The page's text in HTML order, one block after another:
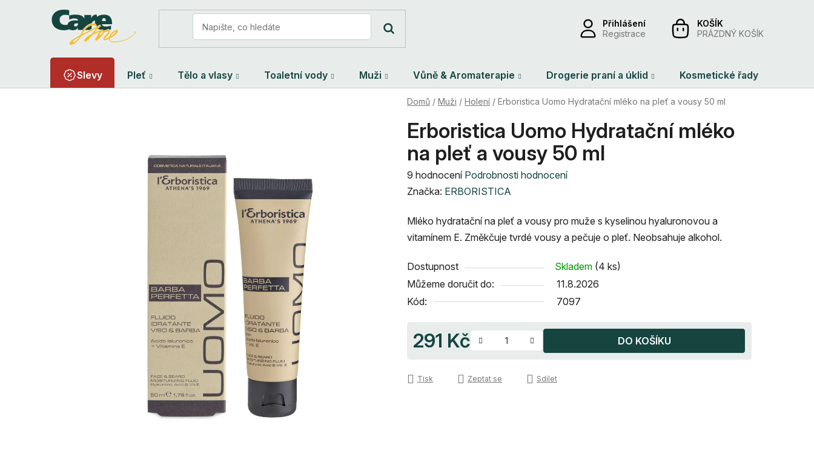
Přihlášení
Registrace
NÁKUPNÍPRÁZDNÝ KOŠÍK
Slevy Pleť Tělo a vlasy Toaletní vody Muži Vůně & Aromaterapie Drogerie praní a úklid Kosmetické řady
Domů / Muži / Holení / Erboristica Uomo Hydratační mléko na pleť a vousy 50 ml
Erboristica Uomo Hydratační mléko
na pleť a vousy 50 ml
Průměrné
hodnocení
je
4,6
5
hvězdiček.
9 hodnocení Podrobnosti hodnocení
Značka: ERBORISTICA
Mléko hydratační na pleť a vousy pro muže s kyselinou hyaluronovou a
vitamínem E. Změkčuje tvrdé vousy a pečuje o pleť. Neobsahuje alkohol.
Dostupnost Skladem (4 ks)
Můžeme doručit do:
11.8.2026
Kód:
7097
291 Kč DO KOŠÍKU
Tisk Zeptat se Sdílet